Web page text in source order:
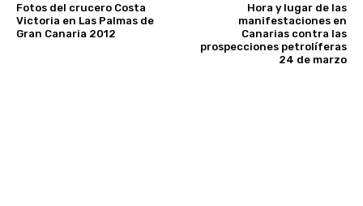
Fotos del crucero Costa
Victoria en Las Palmas de
Gran Canaria 2012
Hora y lugar de las
manifestaciones en
Canarias contra las
prospecciones petrolíferas
24 de marzo